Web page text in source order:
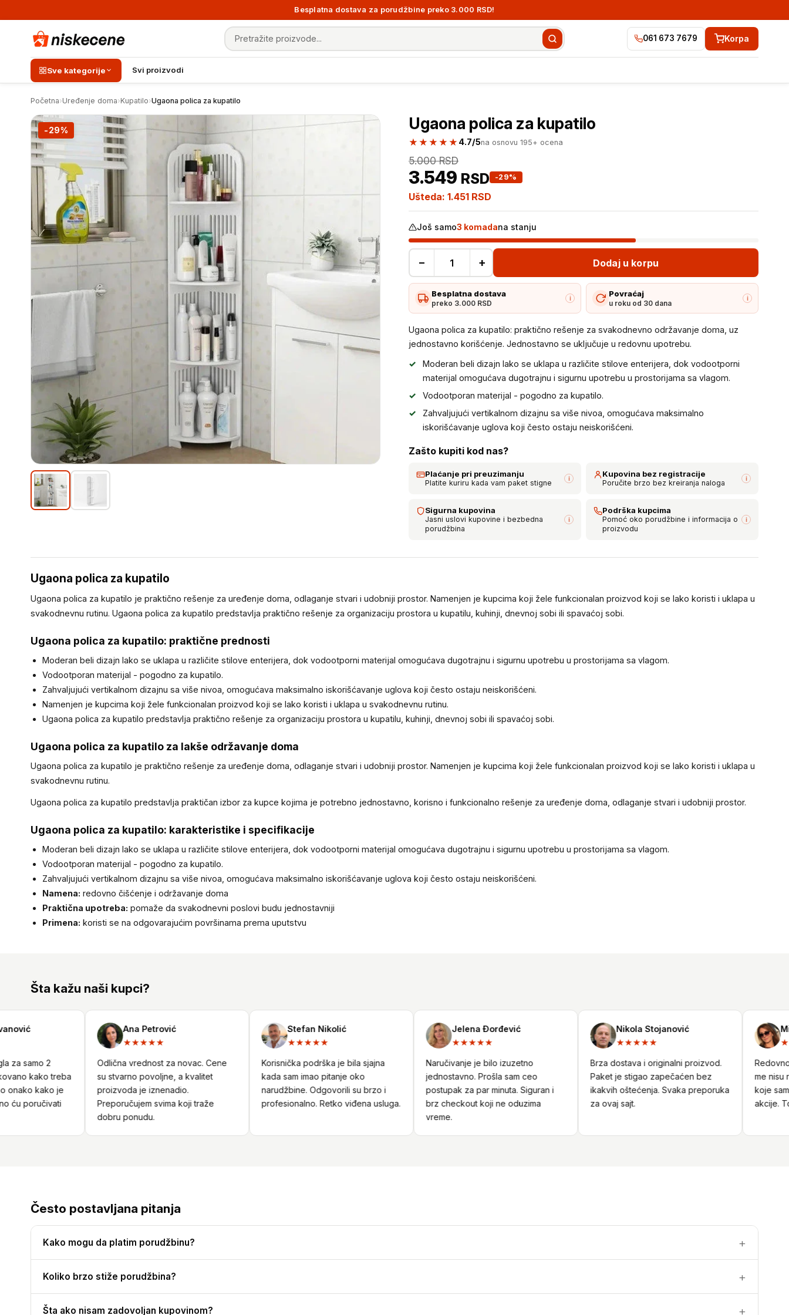
Besplatna dostava za porudžbine preko 3.000 RSD!
Pretraga proizvoda 061 673 7679 Korpa
Sve kategorije Svi proizvodi
Početna›Uređenje doma›Kupatilo›Ugaona polica za kupatilo
-29% Ugaona polica za kupatilo
★★★★★ 4.7/5na osnovu 195+ ocena
-29%
3.549 RSD
5.000RSD
Ušteda: 1.451 RSD
Još samo3 komadana stanju
polica
za
kupatilo
količina
− + Dodaj u korpu
Besplatna dostava
preko 3.000 RSD
i
Povraćaj
u roku od 30 dana
i
Ugaona polica za kupatilo: praktično rešenje za svakodnevno održavanje doma, uz
jednostavno korišćenje. Jednostavno se uključuje u redovnu upotrebu.
Moderan beli dizajn lako se uklapa u različite stilove enterijera, dok vodootporni
materijal omogućava dugotrajnu i sigurnu upotrebu u prostorijama sa vlagom.
Vodootporan materijal - pogodno za kupatilo.
Zahvaljujući vertikalnom dizajnu sa više nivoa, omogućava maksimalno
iskorišćavanje uglova koji često ostaju neiskorišćeni.
Zašto kupiti kod nas?
Plaćanje pri preuzimanju
Platite kuriru kada vam paket stigne i Kupovina bez registracije
Poručite brzo bez kreiranja naloga i
Sigurna kupovina
Jasni uslovi kupovine i bezbedna
porudžbina
i
Podrška kupcima
Pomoć oko porudžbine i informacija o
proizvodu
i
Ugaona polica za kupatilo 3.549 RSD Dodaj u korpu
Ugaona polica za kupatilo
Ugaona polica za kupatilo je praktično rešenje za uređenje doma, odlaganje stvari i udobniji prostor. Namenjen je kupcima koji žele funkcionalan proizvod koji se lako koristi i uklapa u
svakodnevnu rutinu. Ugaona polica za kupatilo predstavlja praktično rešenje za organizaciju prostora u kupatilu, kuhinji, dnevnoj sobi ili spavaćoj sobi.
Ugaona polica za kupatilo: praktične prednosti
Moderan beli dizajn lako se uklapa u različite stilove enterijera, dok vodootporni materijal omogućava dugotrajnu i sigurnu upotrebu u prostorijama sa vlagom.
Vodootporan materijal - pogodno za kupatilo.
Zahvaljujući vertikalnom dizajnu sa više nivoa, omogućava maksimalno iskorišćavanje uglova koji često ostaju neiskorišćeni.
Namenjen je kupcima koji žele funkcionalan proizvod koji se lako koristi i uklapa u svakodnevnu rutinu.
Ugaona polica za kupatilo predstavlja praktično rešenje za organizaciju prostora u kupatilu, kuhinji, dnevnoj sobi ili spavaćoj sobi.
Ugaona polica za kupatilo za lakše održavanje doma
Ugaona polica za kupatilo je praktično rešenje za uređenje doma, odlaganje stvari i udobniji prostor. Namenjen je kupcima koji žele funkcionalan proizvod koji se lako koristi i uklapa u
svakodnevnu rutinu.
Ugaona polica za kupatilo predstavlja praktičan izbor za kupce kojima je potrebno jednostavno, korisno i funkcionalno rešenje za uređenje doma, odlaganje stvari i udobniji prostor.
Ugaona polica za kupatilo: karakteristike i specifikacije
Moderan beli dizajn lako se uklapa u različite stilove enterijera, dok vodootporni materijal omogućava dugotrajnu i sigurnu upotrebu u prostorijama sa vlagom.
Vodootporan materijal - pogodno za kupatilo.
Zahvaljujući vertikalnom dizajnu sa više nivoa, omogućava maksimalno iskorišćavanje uglova koji često ostaju neiskorišćeni.
Namena: redovno čišćenje i održavanje doma
Praktična upotreba: pomaže da svakodnevni poslovi budu jednostavniji
Primena: koristi se na odgovarajućim površinama prema uputstvu
Šta kažu naši kupci?
samo 2
kako treba
kako je
poručivati
Ana Petrović
★★★★★
Odlična vrednost za novac. Cene
su stvarno povoljne, a kvalitet
proizvoda je iznenadio.
Preporučujem svima koji traže
dobru ponudu.
Stefan Nikolić
★★★★★
Korisnička podrška je bila sjajna
kada sam imao pitanje oko
narudžbine. Odgovorili su brzo i
profesionalno. Retko viđena usluga.
Jelena Đorđević
★★★★★
Naručivanje je bilo izuzetno
jednostavno. Prošla sam ceo
postupak za par minuta. Siguran i
brz checkout koji ne oduzima
vreme.
Nikola Stojanović
★★★★★
Brza dostava i originalni proizvod.
Paket je stigao zapečaćen bez
ikakvih oštećenja. Svaka preporuka
za ovaj sajt.
Redovno
me nisu
koje sam
akcije.
Često postavljana pitanja
Kako mogu da platim porudžbinu?
Koliko brzo stiže porudžbina?
Šta ako nisam zadovoljan kupovinom?